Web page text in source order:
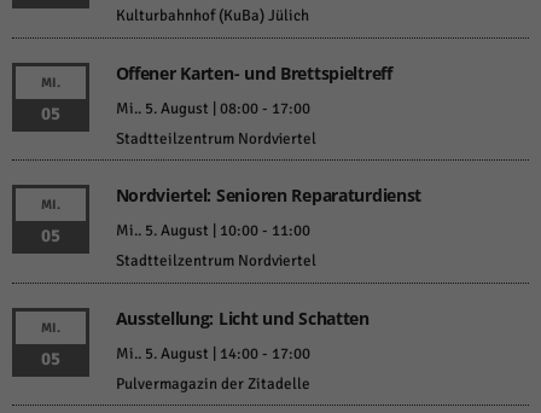
Kulturbahnhof (KuBa) Jülich
MI.
05
Offener Karten- und Brettspieltreff
Mi.. 5. August | 08:00- 17:00
Stadtteilzentrum Nordviertel
MI.
05
Nordviertel: Senioren Reparaturdienst
Mi.. 5. August | 10:00- 11:00
Stadtteilzentrum Nordviertel
MI.
05
Ausstellung: Licht und Schatten
Mi.. 5. August | 14:00- 17:00
Pulvermagazin der Zitadelle